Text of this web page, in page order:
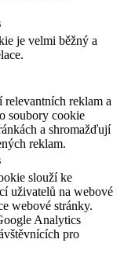
je velmi běžný a
reklam a
soubory cookie
a shromažďují
reklam.
slouží ke
uživatelů na webové
webové stránky.
Analytics
pro